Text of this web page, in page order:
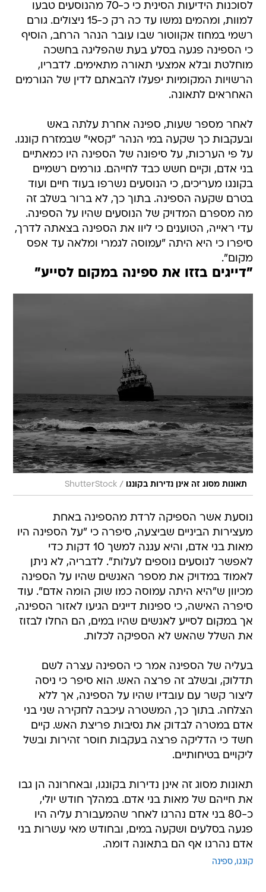
לסוכנות הידיעות הסינית כי כ-70 מהנוסעים טבעו
למוות, ומהמים נמשו עד כה רק כ-15 ניצולים. גורם
רשמי במחוז אקווטור שבו עובר הנהר הרחב, הוסיף
כי הספינה פגעה בסלע בעת שהפליגה בחשכה
מוחלטת ובלא אמצעי תאורה מתאימים. לדבריו,
הרשויות המקומיות יפעלו להבאתם לדין של הגורמים
האחראים לתאונה.
לאחר מספר שעות, ספינה אחרת עלתה באש
ובעקבות כך שקעה במי הנהר "קסאי" שבמזרח קונגו.
על פי הערכות, על סיפונה של הספינה היו כמאתיים
בני אדם, וקיים חשש כבד לחייהם. גורמים רשמיים
בקונגו מעריכים, כי הנוסעים נשרפו בעוד חיים ועוד
בטרם שקעה הספינה. בתוך כך, לא ברור בשלב זה
מה מספרם המדויק של הנוסעים שהיו על הספינה.
עדי ראייה, הטוענים כי ליוו את הספינה בצאתה לדרך,
סיפרו כי היא היתה "עמוסה לגמרי ומלאה עד אפס
מקום".
"דייגים בזזו את ספינה במקום לסייע"
תאונות מסוג זה אינן נדירות בקונגו /
ShutterStock
נוסעת אשר הספיקה לרדת מהספינה באחת
מעצירות הביניים שביצעה, סיפרה כי "על הספינה היו
מאות בני אדם, והיא עגנה למשך 10 דקות כדי
לאפשר לנוסעים נוספים לעלות". לדבריה, לא ניתן
לאמוד במדויק את מספר האנשים שהיו על הספינה
מכיוון ש"היא היתה עמוסה כמו שוק הומה אדם". עוד
סיפרה האישה, כי ספינות דייגים הגיעו לאזור הספינה,
אך במקום לסייע לאנשים שהיו במים, הם החלו לבזוז
את השלל שהאש לא הספיקה לכלות.
בעליה של הספינה אמר כי הספינה עצרה לשם
תדלוק, ובשלב זה פרצה האש. הוא סיפר כי ניסה
ליצור קשר עם עובדיו שהיו על הספינה, אך ללא
הצלחה. בתוך כך, המשטרה עיכבה לחקירה שני בני
אדם במטרה לבדוק את נסיבות פריצת האש. קיים
חשד כי הדליקה פרצה בעקבות חוסר זהירות ובשל
ליקויים בטיחותיים.
תאונות מסוג זה אינן נדירות בקונגו, ובאחרונה הן גבו
את חייהם של מאות בני אדם. במהלך חודש יולי,
כ-80 בני אדם נהרגו לאחר שהמעבורת עליה היו
פגעה בסלעים ושקעה במים, ובחודש מאי עשרות בני
אדם נהרגו אף הם בתאונה דומה.
קונגו ספינה